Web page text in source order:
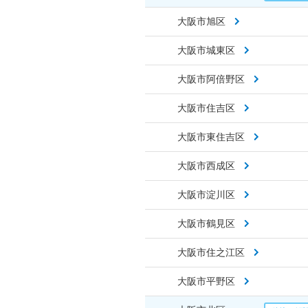
大阪市旭区
大阪市城東区
大阪市阿倍野区
大阪市住吉区
大阪市東住吉区
大阪市西成区
大阪市淀川区
大阪市鶴見区
大阪市住之江区
大阪市平野区